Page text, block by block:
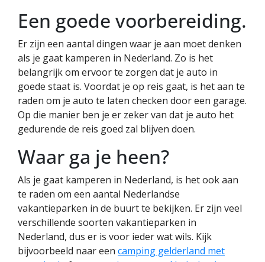
Een goede voorbereiding.
Er zijn een aantal dingen waar je aan moet denken
als je gaat kamperen in Nederland. Zo is het
belangrijk om ervoor te zorgen dat je auto in
goede staat is. Voordat je op reis gaat, is het aan te
raden om je auto te laten checken door een garage.
Op die manier ben je er zeker van dat je auto het
gedurende de reis goed zal blijven doen.
Waar ga je heen?
Als je gaat kamperen in Nederland, is het ook aan
te raden om een aantal Nederlandse
vakantieparken in de buurt te bekijken. Er zijn veel
verschillende soorten vakantieparken in
Nederland, dus er is voor ieder wat wils. Kijk
bijvoorbeeld naar een camping gelderland met